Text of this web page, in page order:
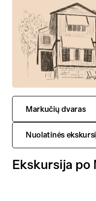
Markučių dvaras
Nuolatinės
Ekskursija po